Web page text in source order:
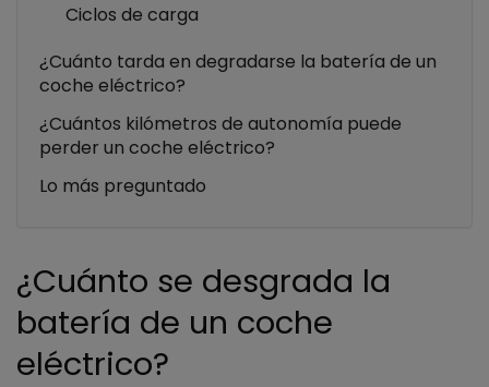
Ciclos de carga
¿Cuánto tarda en degradarse la batería de un
coche eléctrico?
¿Cuántos kilómetros de autonomía puede
perder un coche eléctrico?
Lo más preguntado
¿Cuánto se desgrada la
batería de un coche
eléctrico?